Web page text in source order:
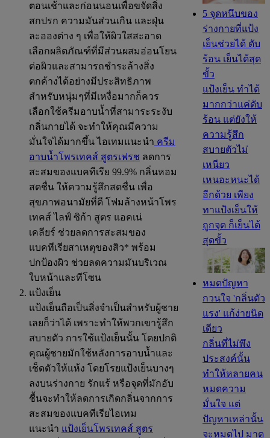
ตอนเช้าและก่อนนอนเพื่อขจัดสิ่ง
สกปรก ความมันส่วนเกิน และฝุ่น
ละอองต่าง ๆ เพื่อให้ผิวใสสะอาด
เลือกผลิตภัณฑ์ที่มีส่วนผสมอ่อนโยน
ต่อผิวและสามารถชำระล้างสิ่ง
ตกค้างได้อย่างมีประสิทธิภาพ
สำหรับหนุ่มๆที่มีเหงื่อมากก็ควร
เลือกใช้ครีมอาบน้ำที่สามาระระงับ
กลิ่นกายได้ จะทำให้คุณมีความ
มั่นใจได้มากขึ้น ไอเทมแนะนำ ครีม
อาบน้ำโพรเทคส์ สูตรเฟรช ลดการ
สะสมของแบคทีเรีย 99.9% กลิ่นหอม
สดชื่น ให้ความรู้สึกสดชื่น เพื่อ
สุขภาพอนามัยที่ดี โฟมล้างหน้าโพร
เทคส์ ไลฟ์ ซิก้า สูตร แอคเน่
เคลียร์ ช่วยลดการสะสมของ
แบคทีเรียสาเหตุของสิว* พร้อม
ปกป้องผิว ช่วยลดความมันบริเวณ
ใบหน้าและทีโซน
แป้งเย็น
แป้งเย็นถือเป็นสิ่งจำเป็นสำหรับผู้ชาย
เลยก็ว่าได้ เพราะทำให้พวกเขารู้สึก
สบายตัว การใช้แป้งเย็นนั้น โดยปกติ
คุณผู้ชายมักใช้หลังการอาบน้ำและ
เช็ดตัวให้แห้ง โดยโรยแป้งเย็นบางๆ
ลงบนร่างกาย รักแร้ หรือจุดที่มักอับ
ชื้นจะทำให้ลดการเกิดกลิ่นจากการ
สะสมของแบคทีเรียไอเทม
แนะนำ แป้งเย็นโพรเทคส์ สูตร
5 จุดหนึบของ
ร่างกายที่แป้ง
เย็นช่วยได้ ดับ
ร้อน เย็นได้สุด
ขั้ว
แป้งเย็น ทำได้
มากกว่าแค่ดับ
ร้อน แต่ยังให้
ความรู้สึก
สบายตัวไม่
เหนียว
เหนอะหนะได้
อีกด้วย เพียง
ทาแป้งเย็นให้
ถูกจุด ก็เย็นได้
สุดขั้ว
หมดปัญหา
กวนใจ 'กลิ่นตัว
แรง' แก้ง่ายนิด
เดียว
กลิ่นที่ไม่พึง
ประสงค์นั้น
ทำให้หลายคน
หมดความ
มั่นใจ แต่
ปัญหาเหล่านั้น
จะหมดไป มาดู